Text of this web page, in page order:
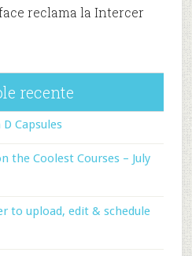
reclama la Intercer
recente
Capsules
the Coolest Courses – July
to upload, edit & schedule